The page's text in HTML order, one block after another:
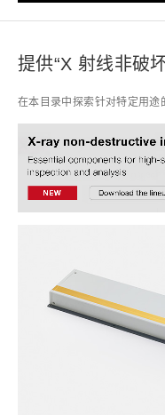
提供“X 射线非破
在本目录中探索针对特定用途